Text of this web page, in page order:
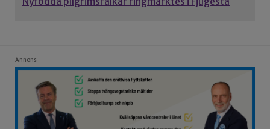
Annons